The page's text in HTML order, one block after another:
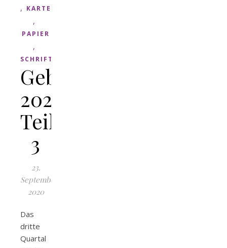
, KARTE
,
PAPIER
,
SCHRIFT
Geburtstagskarten
2020
Teil
3
23.
September
2020
Das
dritte
Quartal